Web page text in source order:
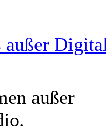
außer
außer